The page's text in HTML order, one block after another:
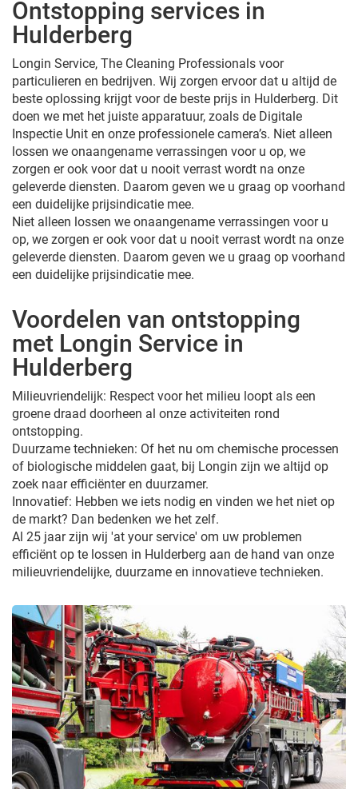
Ontstopping services in
Hulderberg
Longin Service, The Cleaning Professionals voor
particulieren en bedrijven. Wij zorgen ervoor dat u altijd de
beste oplossing krijgt voor de beste prijs in Hulderberg. Dit
doen we met het juiste apparatuur, zoals de Digitale
Inspectie Unit en onze professionele camera’s. Niet alleen
lossen we onaangename verrassingen voor u op, we
zorgen er ook voor dat u nooit verrast wordt na onze
geleverde diensten. Daarom geven we u graag op voorhand
een duidelijke prijsindicatie mee.
Niet alleen lossen we onaangename verrassingen voor u
op, we zorgen er ook voor dat u nooit verrast wordt na onze
geleverde diensten. Daarom geven we u graag op voorhand
een duidelijke prijsindicatie mee.
Voordelen van ontstopping
met Longin Service in
Hulderberg
Milieuvriendelijk: Respect voor het milieu loopt als een
groene draad doorheen al onze activiteiten rond
ontstopping.
Duurzame technieken: Of het nu om chemische processen
of biologische middelen gaat, bij Longin zijn we altijd op
zoek naar efficiënter en duurzamer.
Innovatief: Hebben we iets nodig en vinden we het niet op
de markt? Dan bedenken we het zelf.
Al 25 jaar zijn wij 'at your service' om uw problemen
efficiënt op te lossen in Hulderberg aan de hand van onze
milieuvriendelijke, duurzame en innovatieve technieken.